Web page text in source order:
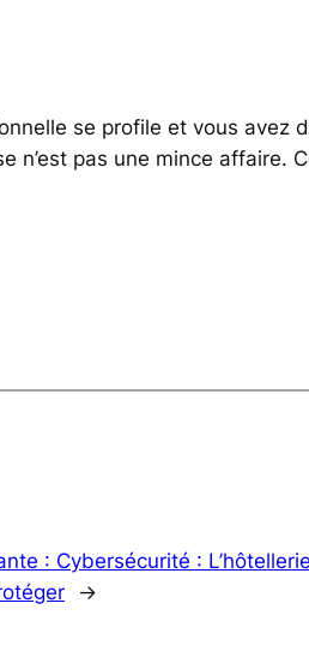
se profile et vous avez
pas une mince affaire.
: Cybersécurité :
→